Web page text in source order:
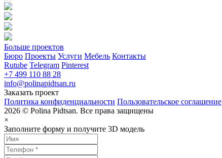
Больше проектов
Бюро Проекты Услуги Мебель Контакты
Rutube Telegram Pinterest
+7 499 110 88 28
info@polinapidtsan.ru
Заказать проект
Политика конфиденциальности Пользовательское соглашение
2026 © Polina Pidtsan. Все права защищены
×
Заполните форму и получите 3D модель